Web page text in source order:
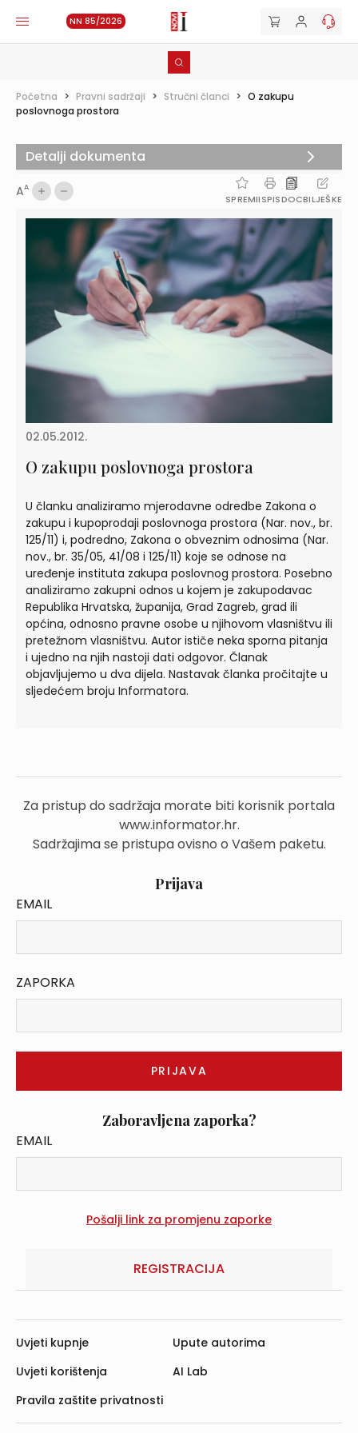
NN 85/2026
Početna > Pravni sadržaji > Stručni članci > O zakupu
poslovnoga prostora
AA
SPREMIISPISDOCBILJEŠKE
02.05.2012.
O zakupu poslovnoga prostora
U članku analiziramo mjerodavne odredbe Zakona o
zakupu i kupoprodaji poslovnoga prostora (Nar. nov., br.
125/11) i, podredno, Zakona o obveznim odnosima (Nar.
nov., br. 35/05, 41/08 i 125/11) koje se odnose na
uređenje instituta zakupa poslovnog prostora. Posebno
analiziramo zakupni odnos u kojem je zakupodavac
Republika Hrvatska, županija, Grad Zagreb, grad ili
općina, odnosno pravne osobe u njihovom vlasništvu ili
pretežnom vlasništvu. Autor ističe neka sporna pitanja
i ujedno na njih nastoji dati odgovor. Članak
objavljujemo u dva dijela. Nastavak članka pročitajte u
sljedećem broju Informatora.
Za pristup do sadržaja morate biti korisnik portala
www.informator.hr.
Sadržajima se pristupa ovisno o Vašem paketu.
Prijava
EMAIL
ZAPORKA
Zaboravljena zaporka?
EMAIL
REGISTRACIJA
Detalji dokumenta
Uvjeti kupnje
Uvjeti korištenja
Pravila zaštite privatnosti
Upute autorima
AI Lab